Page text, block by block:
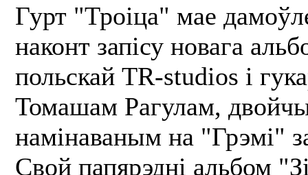
Гурт "Троіца" мае
наконт запісу новага
польскай TR-studios і
Томашам Рагулам,
намінаваным на "Грэмі"
Свой папярэдні альбом